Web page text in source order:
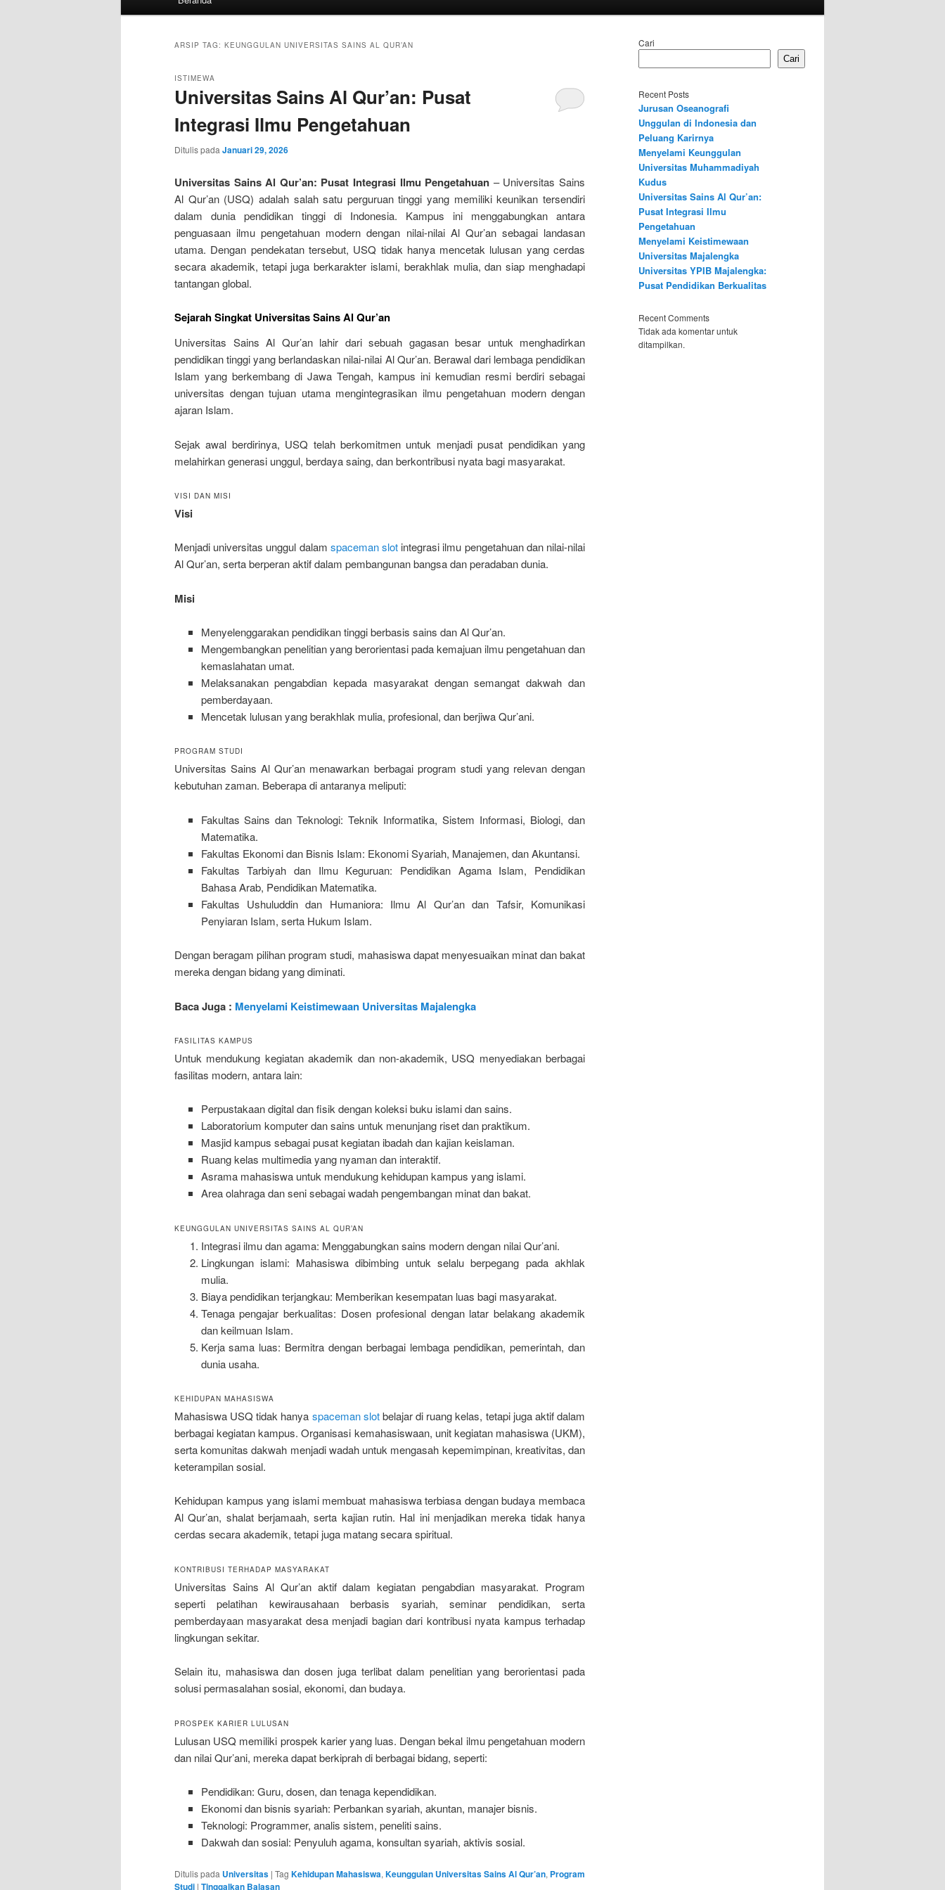
ARSIP TAG: KEUNGGULAN UNIVERSITAS SAINS AL QUR’AN
Universitas Sains Al Qur’an: Pusat
Integrasi Ilmu Pengetahuan
ISTIMEWA
Ditulis pada Januari 29, 2026
Universitas Sains Al Qur’an: Pusat Integrasi Ilmu Pengetahuan – Universitas Sains
Al Qur’an (USQ) adalah salah satu perguruan tinggi yang memiliki keunikan tersendiri
dalam dunia pendidikan tinggi di Indonesia. Kampus ini menggabungkan antara
penguasaan ilmu pengetahuan modern dengan nilai-nilai Al Qur’an sebagai landasan
utama. Dengan pendekatan tersebut, USQ tidak hanya mencetak lulusan yang cerdas
secara akademik, tetapi juga berkarakter islami, berakhlak mulia, dan siap menghadapi
tantangan global.
Sejarah Singkat Universitas Sains Al Qur’an
Universitas Sains Al Qur’an lahir dari sebuah gagasan besar untuk menghadirkan
pendidikan tinggi yang berlandaskan nilai-nilai Al Qur’an. Berawal dari lembaga pendidikan
Islam yang berkembang di Jawa Tengah, kampus ini kemudian resmi berdiri sebagai
universitas dengan tujuan utama mengintegrasikan ilmu pengetahuan modern dengan
ajaran Islam.
Sejak awal berdirinya, USQ telah berkomitmen untuk menjadi pusat pendidikan yang
melahirkan generasi unggul, berdaya saing, dan berkontribusi nyata bagi masyarakat.
VISI DAN MISI
Visi
Menjadi universitas unggul dalam spaceman slot integrasi ilmu pengetahuan dan nilai-nilai
Al Qur’an, serta berperan aktif dalam pembangunan bangsa dan peradaban dunia.
Misi
Menyelenggarakan pendidikan tinggi berbasis sains dan Al Qur’an.
Mengembangkan penelitian yang berorientasi pada kemajuan ilmu pengetahuan dan
kemaslahatan umat.
Melaksanakan pengabdian kepada masyarakat dengan semangat dakwah dan
pemberdayaan.
Mencetak lulusan yang berakhlak mulia, profesional, dan berjiwa Qur’ani.
PROGRAM STUDI
Universitas Sains Al Qur’an menawarkan berbagai program studi yang relevan dengan
kebutuhan zaman. Beberapa di antaranya meliputi:
Fakultas Sains dan Teknologi: Teknik Informatika, Sistem Informasi, Biologi, dan
Matematika.
Fakultas Ekonomi dan Bisnis Islam: Ekonomi Syariah, Manajemen, dan Akuntansi.
Fakultas Tarbiyah dan Ilmu Keguruan: Pendidikan Agama Islam, Pendidikan
Bahasa Arab, Pendidikan Matematika.
Fakultas Ushuluddin dan Humaniora: Ilmu Al Qur’an dan Tafsir, Komunikasi
Penyiaran Islam, serta Hukum Islam.
Dengan beragam pilihan program studi, mahasiswa dapat menyesuaikan minat dan bakat
mereka dengan bidang yang diminati.
Baca Juga : Menyelami Keistimewaan Universitas Majalengka
FASILITAS KAMPUS
Untuk mendukung kegiatan akademik dan non-akademik, USQ menyediakan berbagai
fasilitas modern, antara lain:
Perpustakaan digital dan fisik dengan koleksi buku islami dan sains.
Laboratorium komputer dan sains untuk menunjang riset dan praktikum.
Masjid kampus sebagai pusat kegiatan ibadah dan kajian keislaman.
Ruang kelas multimedia yang nyaman dan interaktif.
Asrama mahasiswa untuk mendukung kehidupan kampus yang islami.
Area olahraga dan seni sebagai wadah pengembangan minat dan bakat.
KEUNGGULAN UNIVERSITAS SAINS AL QUR’AN
Integrasi ilmu dan agama: Menggabungkan sains modern dengan nilai Qur’ani.
Lingkungan islami: Mahasiswa dibimbing untuk selalu berpegang pada akhlak
mulia.
Biaya pendidikan terjangkau: Memberikan kesempatan luas bagi masyarakat.
Tenaga pengajar berkualitas: Dosen profesional dengan latar belakang akademik
dan keilmuan Islam.
Kerja sama luas: Bermitra dengan berbagai lembaga pendidikan, pemerintah, dan
dunia usaha.
KEHIDUPAN MAHASISWA
Mahasiswa USQ tidak hanya spaceman slotbelajar di ruang kelas, tetapi juga aktif dalam
berbagai kegiatan kampus. Organisasi kemahasiswaan, unit kegiatan mahasiswa (UKM),
serta komunitas dakwah menjadi wadah untuk mengasah kepemimpinan, kreativitas, dan
keterampilan sosial.
Kehidupan kampus yang islami membuat mahasiswa terbiasa dengan budaya membaca
Al Qur’an, shalat berjamaah, serta kajian rutin. Hal ini menjadikan mereka tidak hanya
cerdas secara akademik, tetapi juga matang secara spiritual.
KONTRIBUSI TERHADAP MASYARAKAT
Universitas Sains Al Qur’an aktif dalam kegiatan pengabdian masyarakat. Program
seperti pelatihan kewirausahaan berbasis syariah, seminar pendidikan, serta
pemberdayaan masyarakat desa menjadi bagian dari kontribusi nyata kampus terhadap
lingkungan sekitar.
Selain itu, mahasiswa dan dosen juga terlibat dalam penelitian yang berorientasi pada
solusi permasalahan sosial, ekonomi, dan budaya.
PROSPEK KARIER LULUSAN
Lulusan USQ memiliki prospek karier yang luas. Dengan bekal ilmu pengetahuan modern
dan nilai Qur’ani, mereka dapat berkiprah di berbagai bidang, seperti:
Pendidikan: Guru, dosen, dan tenaga kependidikan.
Ekonomi dan bisnis syariah: Perbankan syariah, akuntan, manajer bisnis.
Teknologi: Programmer, analis sistem, peneliti sains.
Dakwah dan sosial: Penyuluh agama, konsultan syariah, aktivis sosial.
Ditulis pada Universitas | Tag Kehidupan Mahasiswa, Keunggulan Universitas Sains Al Qur’an, Program
Studi | Tinggalkan Balasan
Cari
Cari
Recent Posts
Jurusan Oseanografi
Unggulan di Indonesia dan
Peluang Karirnya
Menyelami Keunggulan
Universitas Muhammadiyah
Kudus
Universitas Sains Al Qur’an:
Pusat Integrasi Ilmu
Pengetahuan
Menyelami Keistimewaan
Universitas Majalengka
Universitas YPIB Majalengka:
Pusat Pendidikan Berkualitas
Recent Comments
Tidak ada komentar untuk
ditampilkan.